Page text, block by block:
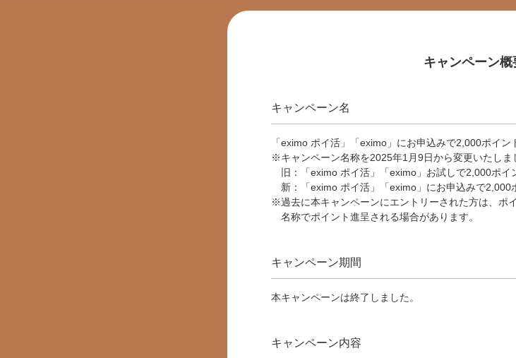
キャンペーン概
キャンペーン名
「eximo ポイ活」「eximo」にお申込みで2,000ポイ
※キャンペーン名称を2025年1月9日から変更いたしま
旧：「eximo ポイ活」「eximo」お試しで2,000ポ
新：「eximo ポイ活」「eximo」にお申込みで2,000
※過去に本キャンペーンにエントリーされた方は、ポ
名称でポイント進呈される場合があります。
キャンペーン期間
本キャンペーンは終了しました。
キャンペーン内容